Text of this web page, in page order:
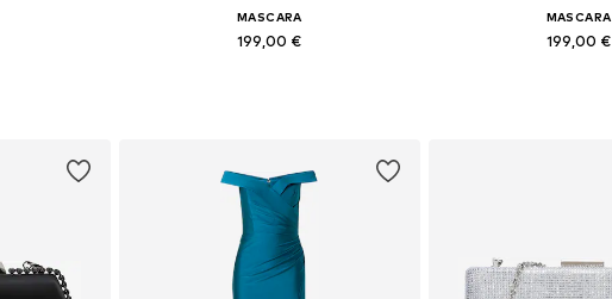
MASCARA
199,00 €
MASCARA
199,00 €